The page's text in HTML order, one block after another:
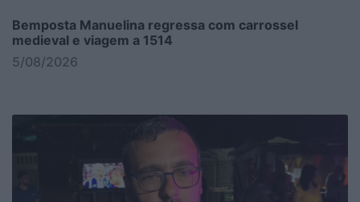
Bemposta Manuelina regressa com carrossel
medieval e viagem a 1514
5/08/2026